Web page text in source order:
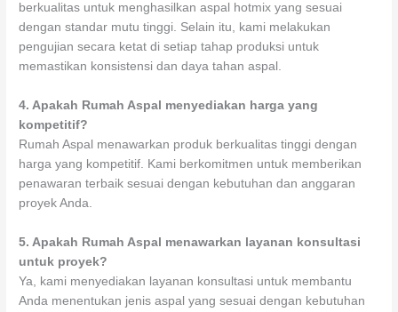
berkualitas untuk menghasilkan aspal hotmix yang sesuai
dengan standar mutu tinggi. Selain itu, kami melakukan
pengujian secara ketat di setiap tahap produksi untuk
memastikan konsistensi dan daya tahan aspal.
4.Apakah Rumah Aspal menyediakan harga yang
kompetitif?
Rumah Aspal menawarkan produk berkualitas tinggi dengan
harga yang kompetitif. Kami berkomitmen untuk memberikan
penawaran terbaik sesuai dengan kebutuhan dan anggaran
proyek Anda.
5. Apakah Rumah Aspal menawarkan layanan konsultasi
untuk proyek?
Ya, kami menyediakan layanan konsultasi untuk membantu
Anda menentukan jenis aspal yang sesuai dengan kebutuhan